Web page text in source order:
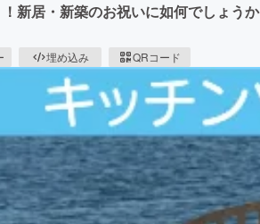
新居・新築のお祝いに如何でしょうか
埋め込み QRコード